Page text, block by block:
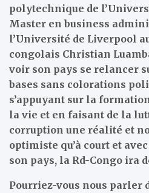
polytechnique de
Master en business
l’Université de Liverpool
congolais Christian
voir son pays se relancer
bases sans colorations
s’appuyant sur la
la vie et en faisant de la
corruption une réalité et
optimiste qu’à court et
son pays, la Rd-Congo ira
Pourriez-vous nous parler